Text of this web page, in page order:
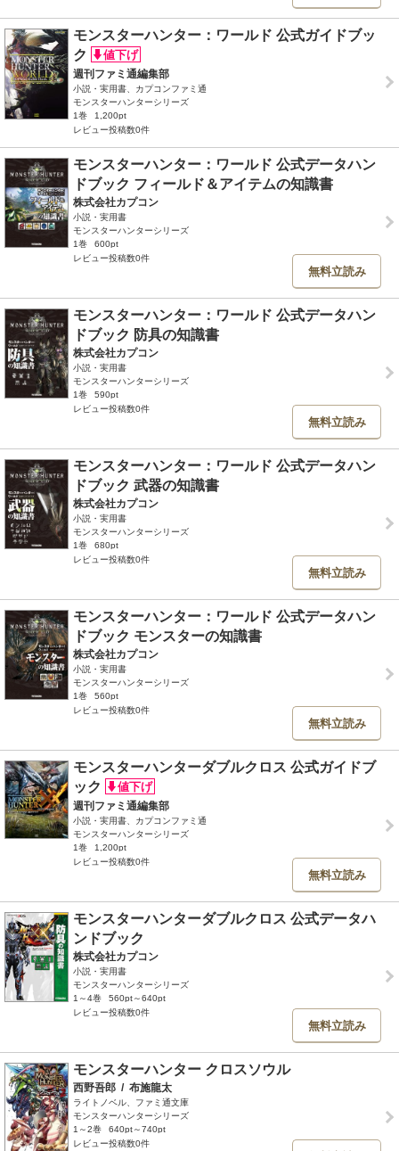
モンスターハンター：ワールド 公式ガイドブッ
ク
週刊ファミ通編集部
小説・実用書、カプコンファミ通
モンスターハンターシリーズ
1巻
1,200pt
レビュー投稿数0件
モンスターハンター：ワールド 公式データハン
ドブック フィールド＆アイテムの知識書
株式会社カプコン
小説・実用書
モンスターハンターシリーズ
1巻
600pt
レビュー投稿数0件
無料立読み
モンスターハンター：ワールド 公式データハン
ドブック 防具の知識書
株式会社カプコン
小説・実用書
モンスターハンターシリーズ
1巻
590pt
レビュー投稿数0件
無料立読み
モンスターハンター：ワールド 公式データハン
ドブック 武器の知識書
株式会社カプコン
小説・実用書
モンスターハンターシリーズ
1巻
680pt
レビュー投稿数0件
無料立読み
モンスターハンター：ワールド 公式データハン
ドブック モンスターの知識書
株式会社カプコン
小説・実用書
モンスターハンターシリーズ
1巻
560pt
レビュー投稿数0件
無料立読み
モンスターハンターダブルクロス 公式ガイドブ
ック
週刊ファミ通編集部
小説・実用書、カプコンファミ通
モンスターハンターシリーズ
1巻
1,200pt
レビュー投稿数0件
無料立読み
モンスターハンターダブルクロス 公式データハ
ンドブック
株式会社カプコン
小説・実用書
モンスターハンターシリーズ
1～4巻
560pt～640pt
レビュー投稿数0件
無料立読み
モンスターハンター クロスソウル
西野吾郎 / 布施龍太
ライトノベル、ファミ通文庫
モンスターハンターシリーズ
1～2巻
640pt～740pt
レビュー投稿数0件